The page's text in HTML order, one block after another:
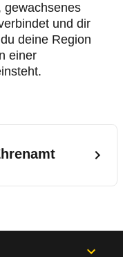
gewachsenes
und dir
deine Region
einer